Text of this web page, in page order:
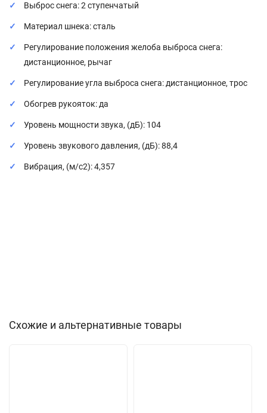
Выброс снега: 2 ступенчатый
Материал шнека: сталь
Регулирование положения желоба выброса снега:
дистанционное, рычаг
Регулирование угла выброса снега: дистанционное, трос
Обогрев рукояток: да
Уровень мощности звука, (дБ): 104
Уровень звукового давления, (дБ): 88,4
Вибрация, (м/с2): 4,357
Схожие и альтернативные товары